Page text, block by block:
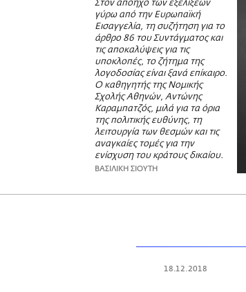
Στον απόηχο των εξελίξεων
γύρω από την Ευρωπαϊκή
Εισαγγελία, τη συζήτηση για το
άρθρο 86 του Συντάγματος και
τις αποκαλύψεις για τις
υποκλοπές, το ζήτημα της
λογοδοσίας είναι ξανά επίκαιρο.
Ο καθηγητής της Νομικής
Σχολής Αθηνών, Αντώνης
Καραμπατζός, μιλά για τα όρια
της πολιτικής ευθύνης, τη
λειτουργία των θεσμών και τις
αναγκαίες τομές για την
ενίσχυση του κράτους δικαίου.
ΒΑΣΙΛΙΚΗ ΣΙΟΥΤΗ
18.12.2018